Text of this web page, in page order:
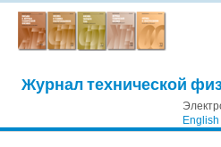
Журнал технической